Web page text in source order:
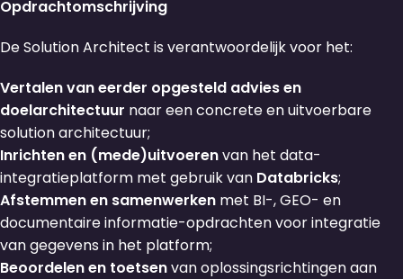
Opdrachtomschrijving
De Solution Architect is verantwoordelijk voor het:
Vertalen van eerder opgesteld advies en
doelarchitectuur naar een concrete en uitvoerbare
solution architectuur;
Inrichten en (mede)uitvoerenvan het data-
integratieplatform met gebruik van Databricks;
Afstemmen en samenwerken met BI-, GEO- en
documentaire informatie-opdrachten voor integratie
van gegevens in het platform;
Beoordelen en toetsenvan oplossingsrichtingen aan